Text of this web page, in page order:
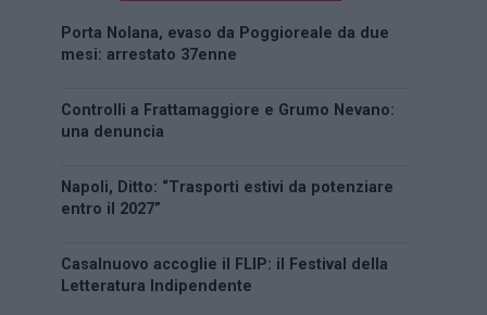
Porta Nolana, evaso da Poggioreale da due
mesi: arrestato 37enne
Controlli a Frattamaggiore e Grumo Nevano:
una denuncia
Napoli, Ditto: “Trasporti estivi da potenziare
entro il 2027”
Casalnuovo accoglie il FLIP: il Festival della
Letteratura Indipendente